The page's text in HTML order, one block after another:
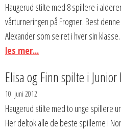
Haugerud stilte med 8 spillere i
vårturneringen på Frogner. Best
Alexander som seiret i hver sin klasse.
les mer...
Elisa og Finn spilte i
10. juni 2012
Haugerud stilte med to unge spillere
Her deltok alle de beste spillerne i